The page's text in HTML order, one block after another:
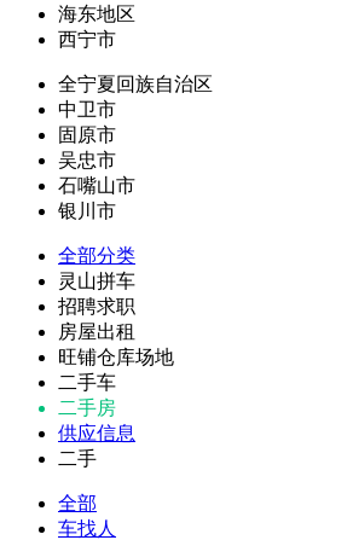
海东地区
西宁市
全宁夏回族自治区
中卫市
固原市
吴忠市
石嘴山市
银川市
全部分类
灵山拼车
招聘求职
房屋出租
旺铺仓库场地
二手车
二手房
供应信息
二手
全部
车找人